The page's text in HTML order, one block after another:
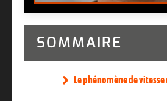
SOMMAIRE
Le phénomène de